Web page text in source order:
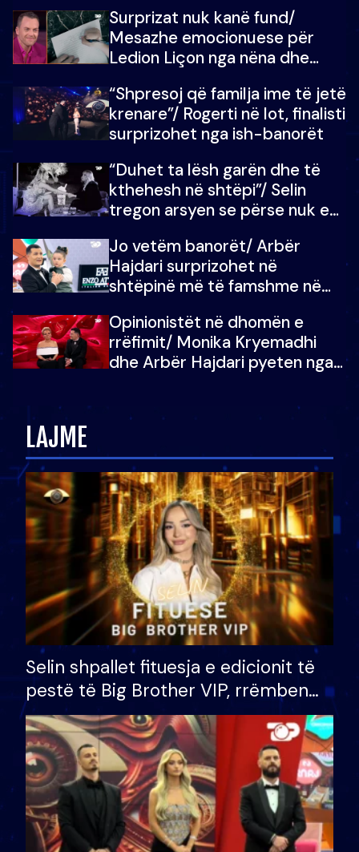
mungojë zilja e mëngjesit kur…
Surprizat nuk kanë fund/
Mesazhe emocionuese për
Ledion Liçon nga nëna dhe
mban dot lotët: Nuk meritoj…
“Shpresoj që familja ime të jetë
krenare”/ Rogerti në lot, finalisti
surprizohet nga ish-banorët
“Duhet ta lësh garën dhe të
kthehesh në shtëpi”/ Selin
tregon arsyen se përse nuk e
çoja luftën time deri në fund
Jo vetëm banorët/ Arbër
Hajdari surprizohet në
shtëpinë më të famshme në
vajzën e tij
Opinionistët në dhomën e
rrëfimit/ Monika Kryemadhi
dhe Arbër Hajdari pyeten nga
zëvendësonit njëri-tjetrin?
LAJME
Selin shpallet fituesja e edicionit të
pestë të Big Brother VIP, rrëmben
çmimin e madh prej 100 mijë eurosh